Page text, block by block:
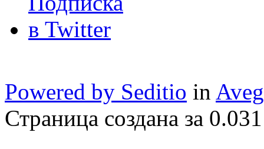
Powered by Seditio in
Страница создана за